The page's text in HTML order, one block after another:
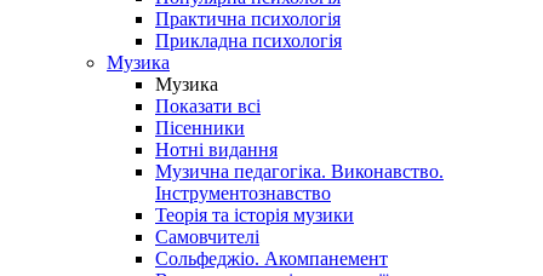
Практична психологія
Прикладна психологія
Музика
Музика
Показати всі
Пісенники
Нотні видання
Музична педагогіка. Виконавство.
Інструментознавство
Теорія та історія музики
Самовчителі
Сольфеджіо. Акомпанемент